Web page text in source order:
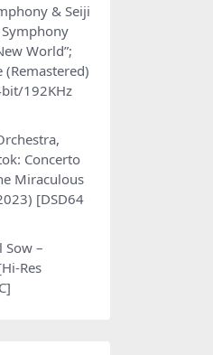
& Seiji
World”;
192KHz
Concerto
Miraculous
[DSD64
Sow –
Res